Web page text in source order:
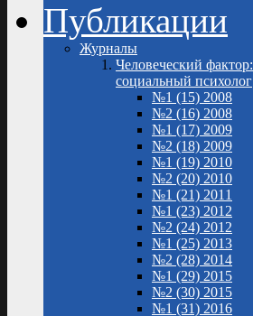
Публикации
Журналы
Человеческий фактор:
социальный психолог
№1 (15) 2008
№2 (16) 2008
№1 (17) 2009
№2 (18) 2009
№1 (19) 2010
№2 (20) 2010
№1 (21) 2011
№1 (23) 2012
№2 (24) 2012
№1 (25) 2013
№2 (28) 2014
№1 (29) 2015
№2 (30) 2015
№1 (31) 2016